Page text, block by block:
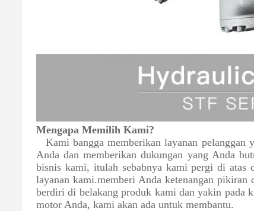
Mengapa Memilih Kami?
Kami bangga memberikan layanan pelanggan
Anda dan memberikan dukungan yang Anda
bisnis kami, itulah sebabnya kami pergi di atas
layanan kami.memberi Anda ketenangan
berdiri di belakang produk kami dan yakin pada
motor Anda, kami akan ada untuk membantu.